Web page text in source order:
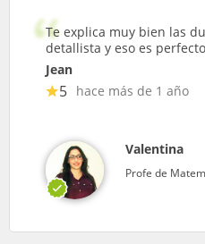
Te explica muy bien las
detallista y eso es
Jean
5 hace más de 1 año
Valentina
Profe de